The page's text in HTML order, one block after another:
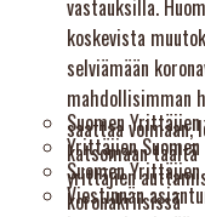
vastauksilla.
koskevista
selviämään
mahdollisimman
saattaa
Suomen
katsomaan täältä
Yrittäjien
yrittäjien
Suomen
koronakriisissä
Viestinnän